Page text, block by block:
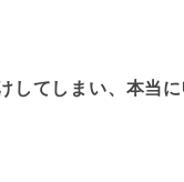
してしまい、本当